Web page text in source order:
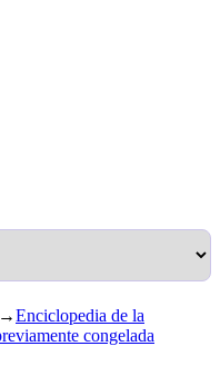
→Enciclopedia de la
congelada